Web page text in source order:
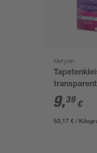
Metylan
transparent
9,39 €
52,17 € /